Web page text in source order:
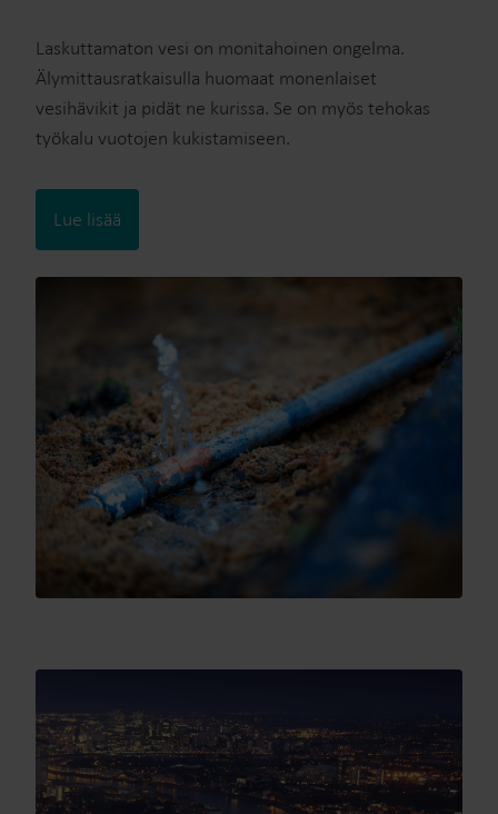
Laskuttamaton vesi on monitahoinen ongelma.
Älymittausratkaisulla huomaat monenlaiset
vesihävikit ja pidät ne kurissa. Se on myös tehokas
työkalu vuotojen kukistamiseen.
Lue lisää